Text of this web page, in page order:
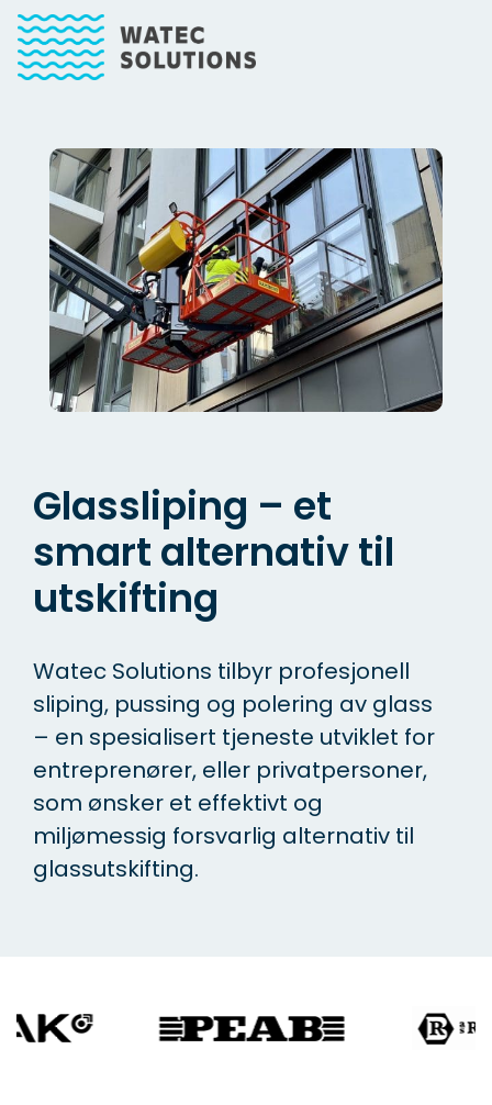
Main Navigation
Glassliping – et
smart alternativ til
utskifting
Watec Solutions tilbyr profesjonell
sliping, pussing og polering av glass
– en spesialisert tjeneste utviklet for
entreprenører, eller privatpersoner,
som ønsker et effektivt og
miljømessig forsvarlig alternativ til
glassutskifting.